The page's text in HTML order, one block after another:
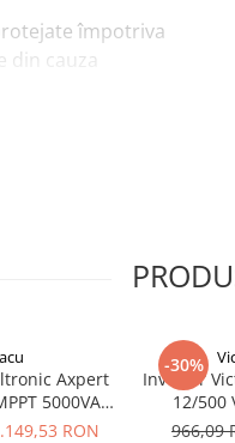
împotriva
din cauza
atunci când
invertorul se va
la fiecare 2,5
invertorul va
Axpert
5000VA
bluetoothRON
-30%
Invertor
12/500
966,09